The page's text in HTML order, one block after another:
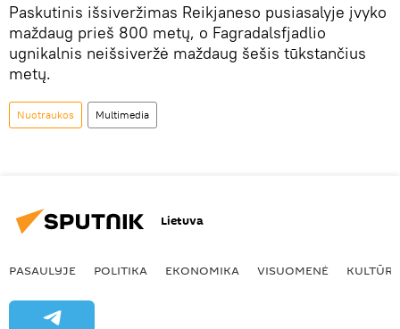
Paskutinis išsiveržimas Reikjaneso pusiasalyje įvyko
maždaug prieš 800 metų, o Fagradalsfjadlio
ugnikalnis neišsiveržė maždaug šešis tūkstančius
metų.
Nuotraukos Multimedia
Lietuva
PASAULYJE POLITIKA EKONOMIKA VISUOMENĖ KULTŪRA